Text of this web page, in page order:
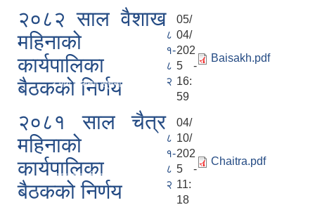
माग सम्बन्धी सूचना ।
माग सम्बन्धी सूचना ।
२०८२ साल वैशाख
महिनाको
कार्यपालिका
बैठकको निर्णय
८
१-
८
२
05/
04/
202
5 -
16:
59
Baisakh.pdf
२०८१ साल चैत्र
महिनाको
कार्यपालिका
बैठकको निर्णय
८
१-
८
२
04/
10/
202
5 -
11:
18
Chaitra.pdf